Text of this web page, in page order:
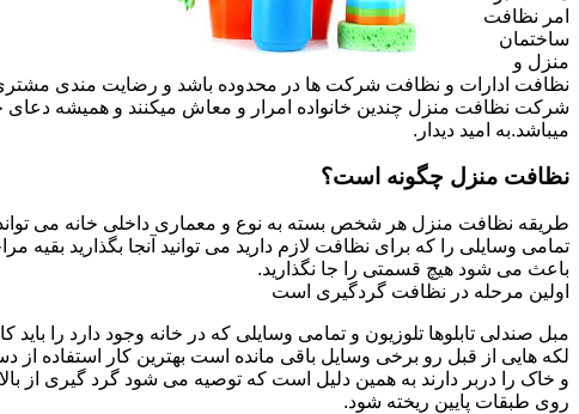
امر نظافت
ساختمان
منزل و
نظافت ادارات و نظافت شرکت ها در محدوده باشد و رضایت مندی مشتری
شرکت نظافت منزل چندین خانواده امرار و معاش میکنند و همیشه
میباشد.به امید دیدار.
نظافت منزل چگونه است؟
طریقه نظافت منزل هر شخص بسته به نوع و معماری داخلی خانه می
تمامی وسایلی را که برای نظافت لازم دارید می توانید آنجا بگذارید
باعث می شود هیچ قسمتی را جا نگذارید.
اولین مرحله در نظافت گردگیری است
مبل صندلی تابلوها تلوزیون و تمامی وسایلی که در خانه وجود دارد را
لکه هایی از قبل رو برخی وسایل باقی مانده است بهترین کار
و خاک را دربر دارند به همین دلیل است که توصیه می شود گرد گیری از
روی طبقات پایین ریخته شود.